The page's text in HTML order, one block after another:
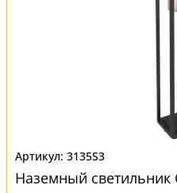
3135S3
Наземный светильник